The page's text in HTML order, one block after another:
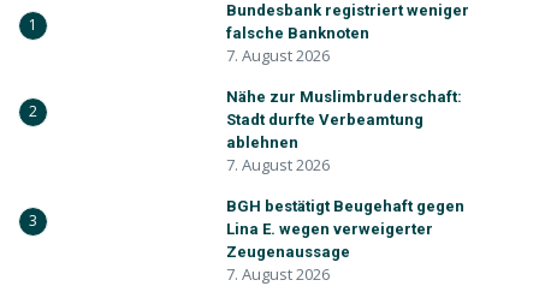
1
Bundesbank registriert weniger
falsche Banknoten
7. August 2026
2
Nähe zur Muslimbruderschaft:
Stadt durfte Verbeamtung
ablehnen
7. August 2026
3
BGH bestätigt Beugehaft gegen
Lina E. wegen verweigerter
Zeugenaussage
7. August 2026